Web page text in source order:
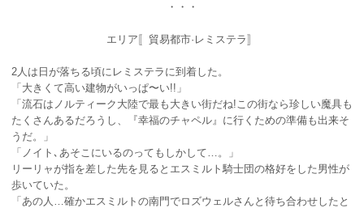
・・・
エリア〚貿易都市·レミステラ〛
2人は日が落ちる頃にレミステラに到着した。
「大きくて高い建物がいっぱ〜い!!」
「流石はノルティーク大陸で最も大きい街だね!この街なら珍しい魔具も
たくさんあるだろうし、『幸福のチャペル』に行くための準備も出来そ
うだ。」
「ノイト､あそこにいるのってもしかして…。」
リーリャが指を差した先を見るとエスミルト騎士団の格好をした男性が
歩いていた。
「あの人…確かエスミルトの南門でロズウェルさんと待ち合わせしたと